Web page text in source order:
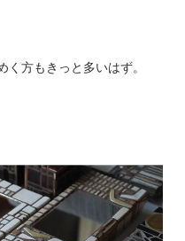
方もきっと多いはず。